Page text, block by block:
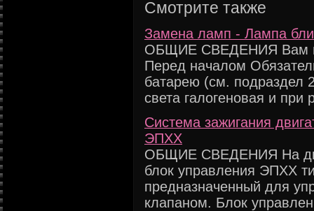
Смотрите также
Замена ламп - Лампа
ОБЩИЕ СВЕДЕНИЯ Вам
Перед началом
батарею (см. подраздел
света галогеновая и при
Система зажигания
ЭПХХ
ОБЩИЕ СВЕДЕНИЯ На
блок управления ЭПХХ
предназначенный для
клапаном. Блок